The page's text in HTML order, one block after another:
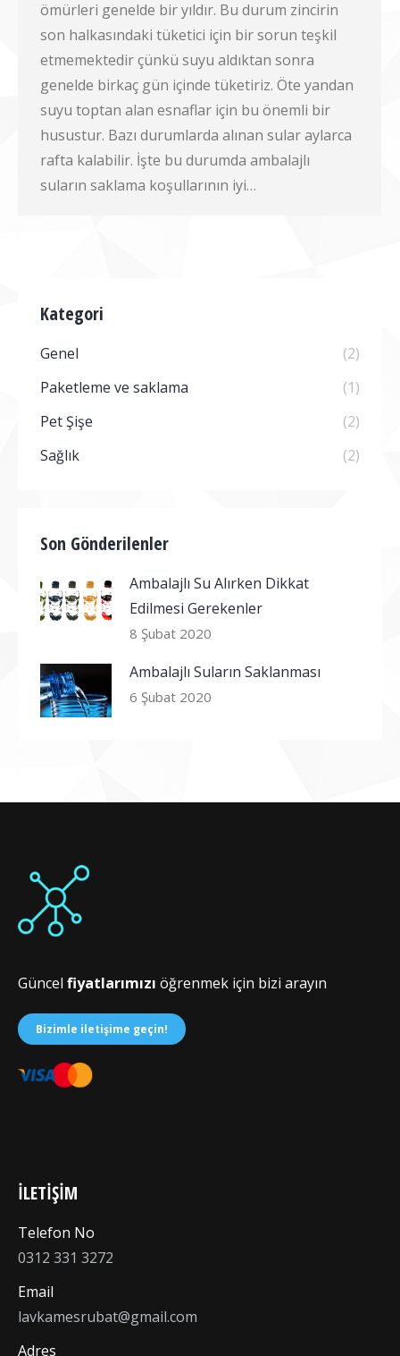
ömürleri genelde bir yıldır. Bu durum zincirin
son halkasındaki tüketici için bir sorun teşkil
etmemektedir çünkü suyu aldıktan sonra
genelde birkaç gün içinde tüketiriz. Öte yandan
suyu toptan alan esnaflar için bu önemli bir
husustur. Bazı durumlarda alınan sular aylarca
rafta kalabilir. İşte bu durumda ambalajlı
suların saklama koşullarının iyi…
Kategori
Genel
(2)
Paketleme ve saklama
(1)
Pet Şişe
(2)
Sağlık
(2)
Son Gönderilenler
Ambalajlı Su Alırken Dikkat
Edilmesi Gerekenler
8 Şubat 2020
Ambalajlı Suların Saklanması
6 Şubat 2020
Güncel fiyatlarımızı öğrenmek için bizi arayın
Bizimle iletişime geçin!
İLETİŞİM
Telefon No
0312 331 3272
Email
lavkamesrubat@gmail.com
Adres